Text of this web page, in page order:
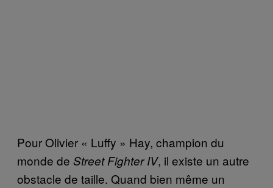
Pour Olivier « Luffy » Hay, champion du
monde de Street Fighter IV, il existe un autre
obstacle de taille. Quand bien même un